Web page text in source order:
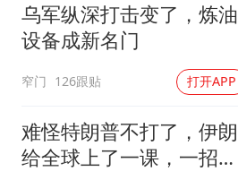
乌军纵深打击变了，炼油
设备成新名门
窄门 126跟贴 打开APP
难怪特朗普不打了，伊朗
给全球上了一课，一招吃